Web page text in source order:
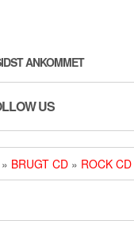
ANKOMMET
US
» BRUGT CD » ROCK